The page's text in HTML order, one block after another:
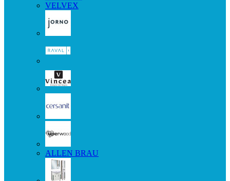
VELVEX
ALLEN BRAU